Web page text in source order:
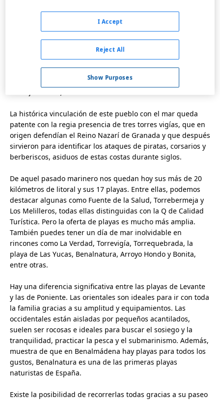
calles y rincones sabores de la Andalucía tradicional.
Además está el Arroyo de la Miel, que antes del boom
turístico apenas se había desarrollado alrededor de un
antiguo cortijo e industrias papeleras y que actualmente es
el núcleo más poblado. Finalmente Benalmádena Costa,
junto a la línea de playas, alberga la mayor parte
La histórica vinculación de este pueblo con el mar queda
patente con la regia presencia de tres torres vigías, que en
origen defendían el Reino Nazarí de Granada y que después
sirvieron para identificar los ataques de piratas, corsarios y
berberiscos, asiduos de estas costas durante siglos.
De aquel pasado marinero nos quedan hoy sus más de 20
kilómetros de litoral y sus 17 playas. Entre ellas, podemos
destacar algunas como Fuente de la Salud, Torrebermeja y
Los Melilleros, todas ellas distinguidas con la Q de Calidad
Turística. Pero la oferta de playas es mucho más amplia.
También puedes tener un día de mar inolvidable en
rincones como La Verdad, Torrevigía, Torrequebrada, la
playa de Las Yucas, Benalnatura, Arroyo Hondo y Bonita,
entre otras.
Hay una diferencia significativa entre las playas de Levante
y las de Poniente. Las orientales son ideales para ir con toda
la familia gracias a su amplitud y equipamientos. Las
occidentales están aisladas por pequeños acantilados,
suelen ser rocosas e ideales para buscar el sosiego y la
tranquilidad, practicar la pesca y el submarinismo. Además,
muestra de que en Benalmádena hay playas para todos los
gustos, Benalnatura es una de las primeras playas
naturistas de España.
Existe la posibilidad de recorrerlas todas gracias a su paseo
Show Purposes
Reject All
I Accept